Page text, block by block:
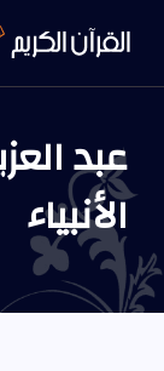
عبد
الأنبياء